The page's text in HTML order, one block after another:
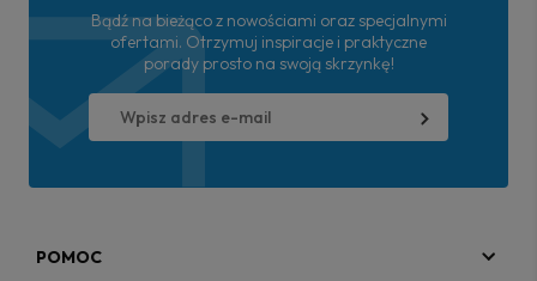
Bądź na bieżąco z nowościami oraz specjalnymi
ofertami. Otrzymuj inspiracje i praktyczne
porady prosto na swoją skrzynkę!
POMOC